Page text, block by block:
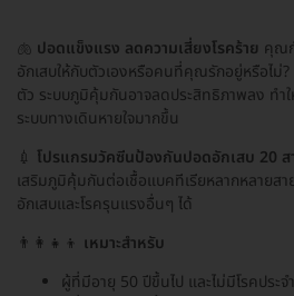
🫁 ปอดแข็งแรง ลดความเสี่ยงโรคร้าย คุณ
อักเสบให้กับตัวเองหรือคนที่คุณรักอยู่หรือไม่?
ตัว ระบบภูมิคุ้มกันอาจลดประสิทธิภาพลง ทำใ
ระบบทางเดินหายใจมากขึ้น
💉 โปรแกรมวัคซีนป้องกันปอดอักเสบ 20
เสริมภูมิคุ้มกันต่อเชื้อแบคทีเรียหลากหลายส
อักเสบและโรครุนแรงอื่นๆ ได้
👨‍👩‍👧‍👦 เหมาะสำหรับ
ผู้ที่มีอายุ 50 ปีขึ้นไป และไม่มีโรคประจ